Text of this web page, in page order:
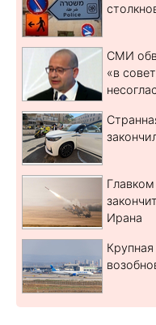
СМИ
«в
Ирана